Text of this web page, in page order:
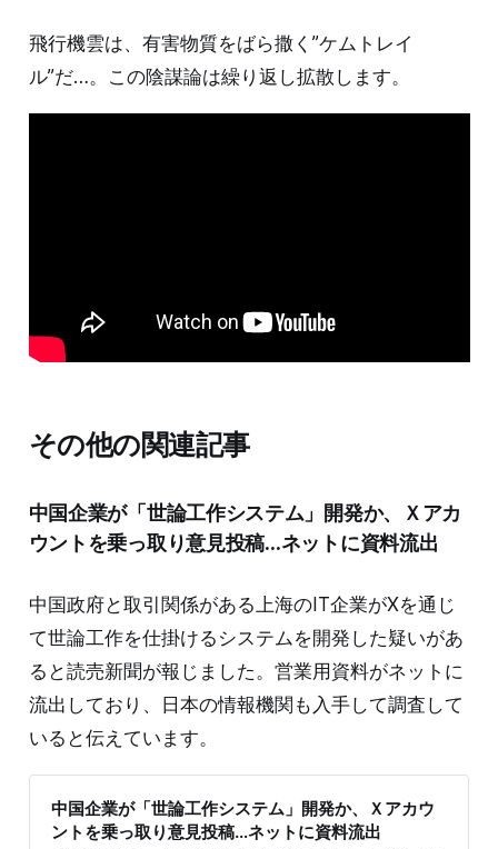
らお金を騙し取ったり、個
飛行機雲は、有害物質をばら撒く”ケムトレイ
ル”だ…。この陰謀論は繰り返し拡散します。
その他の関連記事
中国企業が「世論工作システム」開発か、Ｘアカ
ウントを乗っ取り意見投稿…ネットに資料流出
中国政府と取引関係がある上海のIT企業がXを通じ
て世論工作を仕掛けるシステムを開発した疑いがあ
ると読売新聞が報じました。営業用資料がネットに
流出しており、日本の情報機関も入手して調査して
いると伝えています。
中国企業が「世論工作システム」開発か、Ｘアカウ
ントを乗っ取り意見投稿…ネットに資料流出